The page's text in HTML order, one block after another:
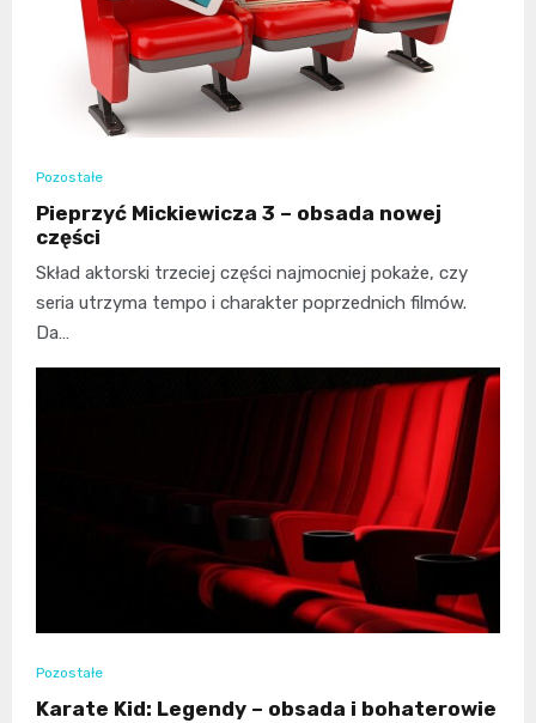
Pozostałe
Pieprzyć Mickiewicza 3 – obsada nowej
części
Skład aktorski trzeciej części najmocniej pokaże, czy
seria utrzyma tempo i charakter poprzednich filmów.
Da…
Pozostałe
Karate Kid: Legendy – obsada i bohaterowie